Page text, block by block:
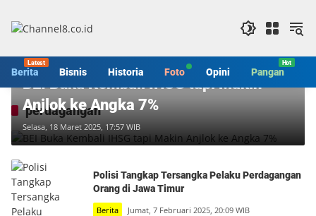
konten
Berita Bisnis Historia Foto Opini Pangan
perdagangan
Berita
BEI Buka Kembali IHSG tapi Makin
Anjlok ke Angka 7%
Selasa, 18 Maret 2025, 17:57 WIB
Polisi Tangkap Tersangka Pelaku Perdagangan
Orang di Jawa Timur
Berita Jumat, 7 Februari 2025, 20:09 WIB